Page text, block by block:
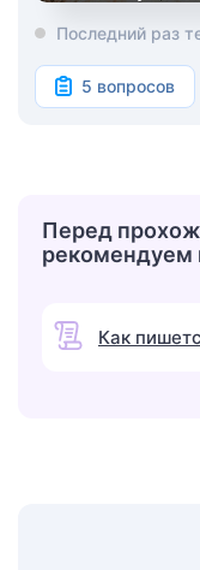
Последний раз
5 вопросов
Перед
рекомендуем
Как